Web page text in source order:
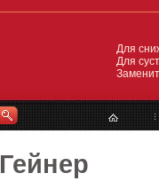
Для
Для
Гейнер